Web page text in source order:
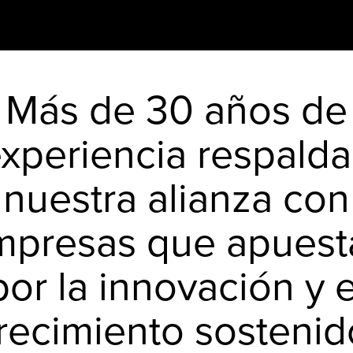
Más de 30 años de
nuestra alianza con
que
la innovación y